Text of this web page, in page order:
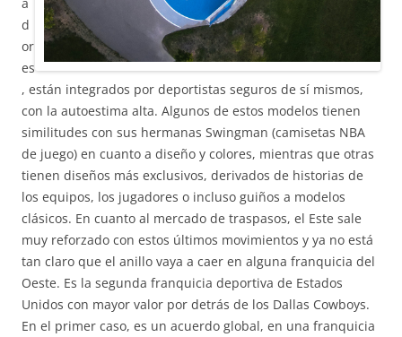
d
or
es
, están integrados por deportistas seguros de sí mismos,
con la autoestima alta. Algunos de estos modelos tienen
similitudes con sus hermanas Swingman (camisetas NBA
de juego) en cuanto a diseño y colores, mientras que otras
tienen diseños más exclusivos, derivados de historias de
los equipos, los jugadores o incluso guiños a modelos
clásicos. En cuanto al mercado de traspasos, el Este sale
muy reforzado con estos últimos movimientos y ya no está
tan claro que el anillo vaya a caer en alguna franquicia del
Oeste. Es la segunda franquicia deportiva de Estados
Unidos con mayor valor por detrás de los Dallas Cowboys.
En el primer caso, es un acuerdo global, en una franquicia